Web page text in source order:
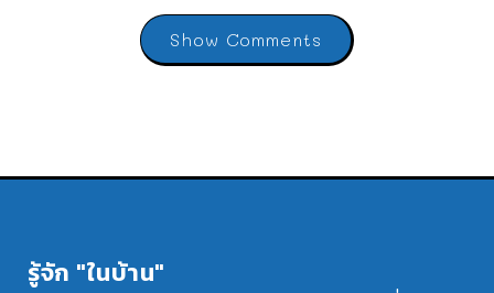
Show Comments
รู้จัก "ในบ้าน"